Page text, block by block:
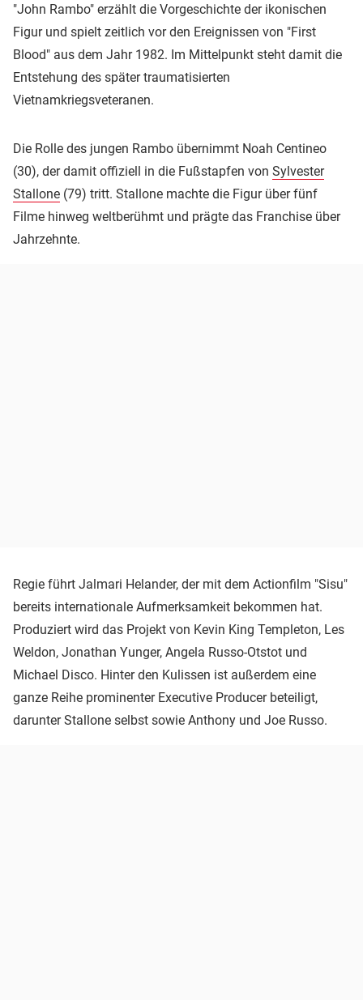
"John Rambo" erzählt die Vorgeschichte der ikonischen
Figur und spielt zeitlich vor den Ereignissen von "First
Blood" aus dem Jahr 1982. Im Mittelpunkt steht damit die
Entstehung des später traumatisierten
Vietnamkriegsveteranen.
Die Rolle des jungen Rambo übernimmt Noah Centineo
(30), der damit offiziell in die Fußstapfen von Sylvester
Stallone (79) tritt. Stallone machte die Figur über fünf
Filme hinweg weltberühmt und prägte das Franchise über
Jahrzehnte.
Regie führt Jalmari Helander, der mit dem Actionfilm "Sisu"
bereits internationale Aufmerksamkeit bekommen hat.
Produziert wird das Projekt von Kevin King Templeton, Les
Weldon, Jonathan Yunger, Angela Russo-Otstot und
Michael Disco. Hinter den Kulissen ist außerdem eine
ganze Reihe prominenter Executive Producer beteiligt,
darunter Stallone selbst sowie Anthony und Joe Russo.